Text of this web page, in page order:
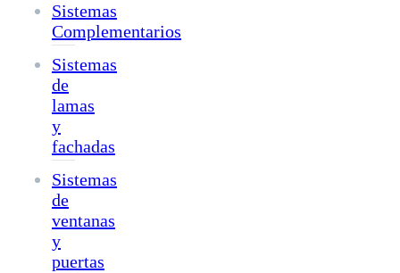
Sistemas
Complementarios
Sistemas
de
lamas
y
fachadas
Sistemas
de
ventanas
y
puertas